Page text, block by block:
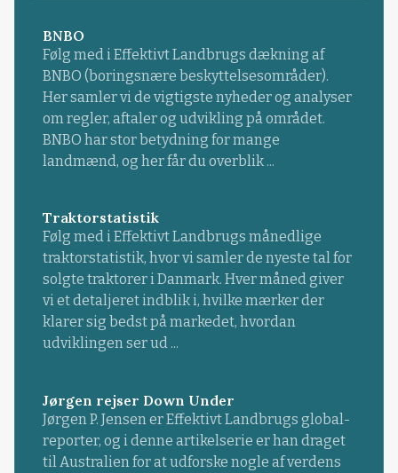
BNBO
Følg med i Effektivt Landbrugs dækning af
BNBO (boringsnære beskyttelsesområder).
Her samler vi de vigtigste nyheder og analyser
om regler, aftaler og udvikling på området.
BNBO har stor betydning for mange
landmænd, og her får du overblik ...
Traktorstatistik
Følg med i Effektivt Landbrugs månedlige
traktorstatistik, hvor vi samler de nyeste tal for
solgte traktorer i Danmark. Hver måned giver
vi et detaljeret indblik i, hvilke mærker der
klarer sig bedst på markedet, hvordan
udviklingen ser ud ...
Jørgen rejser Down Under
Jørgen P. Jensen er Effektivt Landbrugs global-
reporter, og i denne artikelserie er han draget
til Australien for at udforske nogle af verdens